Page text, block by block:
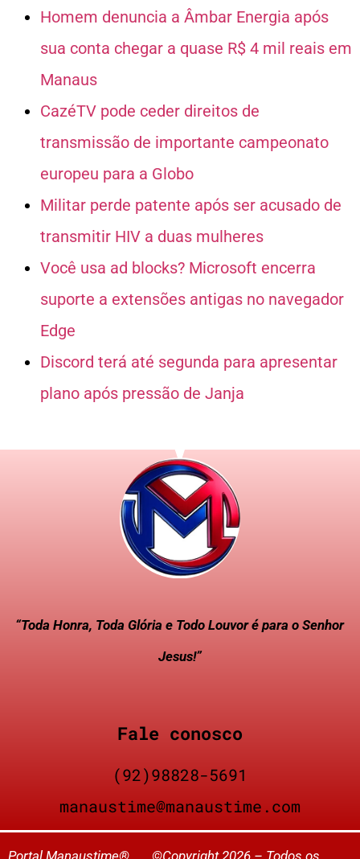
Homem denuncia a Âmbar Energia após
sua conta chegar a quase R$ 4 mil reais em
Manaus
CazéTV pode ceder direitos de
transmissão de importante campeonato
europeu para a Globo
Militar perde patente após ser acusado de
transmitir HIV a duas mulheres
Você usa ad blocks? Microsoft encerra
suporte a extensões antigas no navegador
Edge
Discord terá até segunda para apresentar
plano após pressão de Janja
“Toda Honra, Toda Glória e Todo Louvor é para o Senhor
Jesus!”
Fale conosco
(92)98828-5691
manaustime@manaustime.com
Portal Manaustime® ©Copyright 2026 – Todos os